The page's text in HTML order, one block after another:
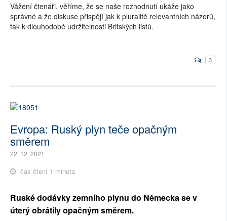
Vážení čtenáři, věříme, že se naše rozhodnutí ukáže jako
správné a že diskuse přispějí jak k pluralitě relevantních názorů,
tak k dlouhodobé udržitelnosti Britských listů.
3
Evropa: Ruský plyn teče opačným
směrem
22. 12. 2021
čas čtení 1 minuta
Ruské dodávky zemního plynu do Německa se v
úterý obrátily opačným směrem.